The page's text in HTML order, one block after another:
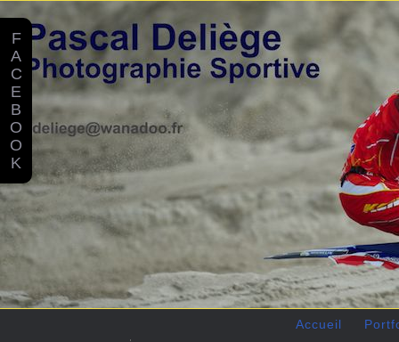
Accueil
F
A
C
E
B
O
O
K